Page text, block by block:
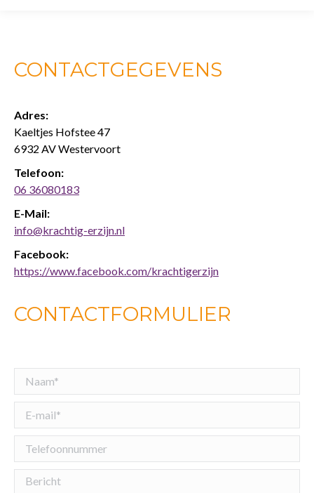
CONTACTGEGEVENS
Adres:
Kaeltjes Hofstee 47
6932 AV Westervoort
Telefoon:
06 36080183
E-Mail:
info@krachtig-erzijn.nl
Facebook:
https://www.facebook.com/krachtigerzijn
CONTACTFORMULIER